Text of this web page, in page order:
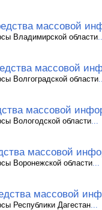
массовой
Владимирской области
массовой
Волгоградской области
массовой
Вологодской области
массовой
Воронежской области
массовой
Республики Дагестан